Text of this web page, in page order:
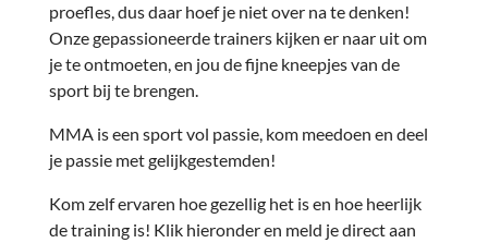
proefles, dus daar hoef je niet over na te denken!
Onze gepassioneerde trainers kijken er naar uit om
je te ontmoeten, en jou de fijne kneepjes van de
sport bij te brengen.
MMA is een sport vol passie, kom meedoen en deel
je passie met gelijkgestemden!
Kom zelf ervaren hoe gezellig het is en hoe heerlijk
de training is! Klik hieronder en meld je direct aan